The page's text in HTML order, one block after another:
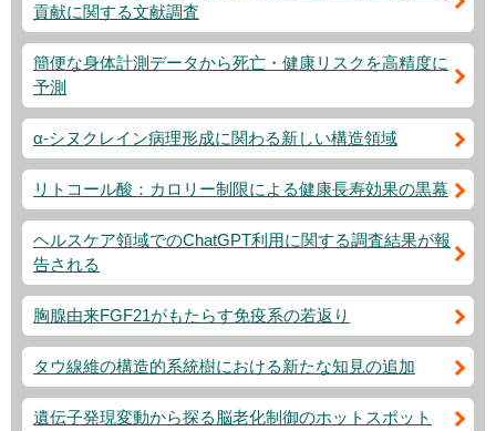
貢献に関する文献調査
簡便な身体計測データから死亡・健康リスクを高精度に
予測
α-シヌクレイン病理形成に関わる新しい構造領域
リトコール酸：カロリー制限による健康長寿効果の黒幕
ヘルスケア領域でのChatGPT利用に関する調査結果が報
告される
胸腺由来FGF21がもたらす免疫系の若返り
タウ線維の構造的系統樹における新たな知見の追加
遺伝子発現変動から探る脳老化制御のホットスポット